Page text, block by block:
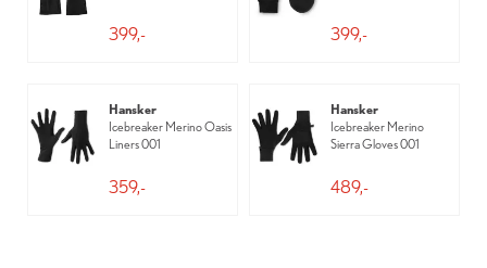
399,- 399,-
Hansker
Icebreaker Merino Oasis
Liners 001
359,-
Hansker
Icebreaker Merino
Sierra Gloves 001
489,-